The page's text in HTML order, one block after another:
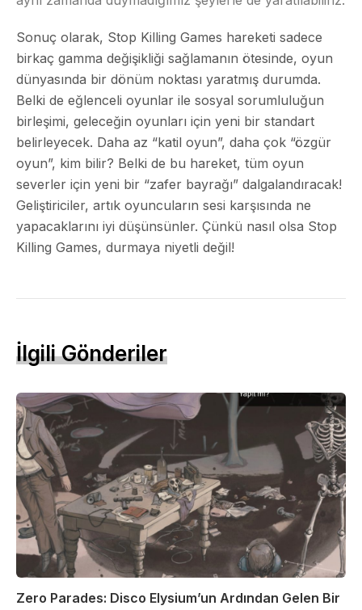
Sonuç olarak, Stop Killing Games hareketi sadece
birkaç gamma değişikliği sağlamanın ötesinde, oyun
dünyasında bir dönüm noktası yaratmış durumda.
Belki de eğlenceli oyunlar ile sosyal sorumluluğun
birleşimi, geleceğin oyunları için yeni bir standart
belirleyecek. Daha az “katil oyun”, daha çok “özgür
oyun”, kim bilir? Belki de bu hareket, tüm oyun
severler için yeni bir “zafer bayrağı” dalgalandıracak!
Geliştiriciler, artık oyuncuların sesi karşısında ne
yapacaklarını iyi düşünsünler. Çünkü nasıl olsa Stop
Killing Games, durmaya niyetli değil!
İlgili Gönderiler
Zero Parades: Disco Elysium’un Ardından Gelen Bir